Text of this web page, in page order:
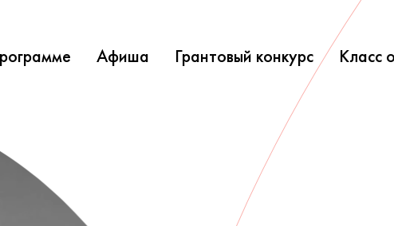
Афиша Грантовый конкурс Класс